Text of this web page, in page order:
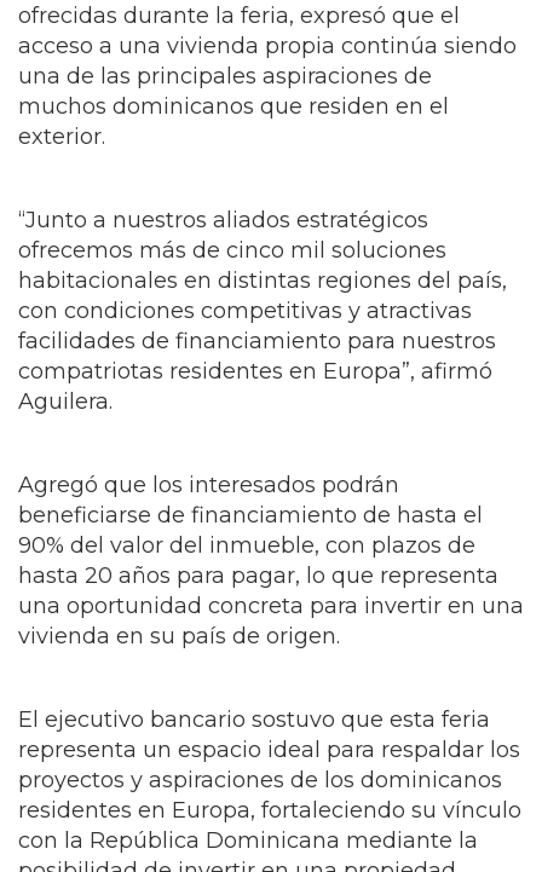
ofrecidas durante la feria, expresó que el
acceso a una vivienda propia continúa siendo
una de las principales aspiraciones de
muchos dominicanos que residen en el
exterior.
“Junto a nuestros aliados estratégicos
ofrecemos más de cinco mil soluciones
habitacionales en distintas regiones del país,
con condiciones competitivas y atractivas
facilidades de financiamiento para nuestros
compatriotas residentes en Europa”, afirmó
Aguilera.
Agregó que los interesados podrán
beneficiarse de financiamiento de hasta el
90% del valor del inmueble, con plazos de
hasta 20 años para pagar, lo que representa
una oportunidad concreta para invertir en una
vivienda en su país de origen.
El ejecutivo bancario sostuvo que esta feria
representa un espacio ideal para respaldar los
proyectos y aspiraciones de los dominicanos
residentes en Europa, fortaleciendo su vínculo
con la República Dominicana mediante la